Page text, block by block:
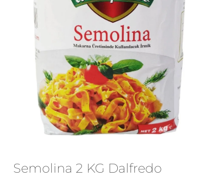
Semolina 2 KG Dalfredo
*
Daha sonraki yorumlarımda
kullanılması için adım, e-posta adresim
ve site adresim bu tarayıcıya
kaydedilsin.